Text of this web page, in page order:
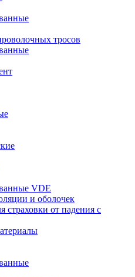
тросов
VDE
и оболочек
страховки от падения с